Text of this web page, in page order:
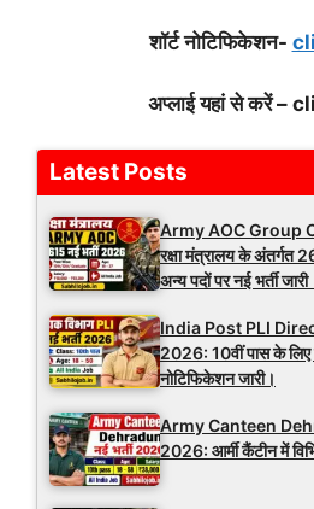
शॉर्ट नोटिफिकेशन-
अप्लाई यहां से करें –
Latest Posts
Army AOC Group
रक्षा मंत्रालय के
अन्य पदों पर नई भर्ती
India Post PLI
2026: 10वीं पास के लिए
नोटिफिकेशन जारी।
Army Canteen
2026: आर्मी कैंटीन में